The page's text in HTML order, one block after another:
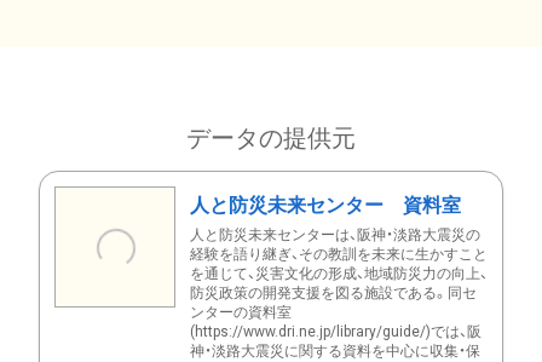
データの提供元
人と防災未来センター 資料室
人と防災未来センターは、阪神・淡路大震災の
経験を語り継ぎ、その教訓を未来に生かすこと
を通じて、災害文化の形成、地域防災力の向上、
防災政策の開発支援を図る施設である。同セ
ンターの資料室
(https://www.dri.ne.jp/library/guide/)では、阪
神・淡路大震災に関する資料を中心に収集・保